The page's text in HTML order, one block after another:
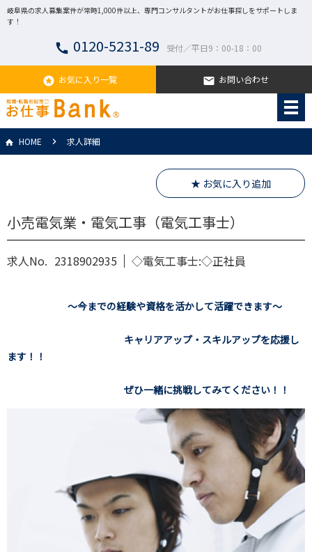
岐阜県の求人募集案件が常時1,000件以上、専門コンサルタントがお仕事探しをサポートしま
す！
call 0120-5231-89 受付／平日9：00-18：00
stars お気に入り一覧 email お問い合わせ
HOME 求人詳細
★ お気に入り追加
小売電気業・電気工事（電気工事士）
求人No. 2318902935 ◇電気工事士:◇正社員
～今までの経験や資格を活かして活躍できます～
キャリアアップ・スキルアップを応援し
ます！！
ぜひ一緒に挑戦してみてください！！